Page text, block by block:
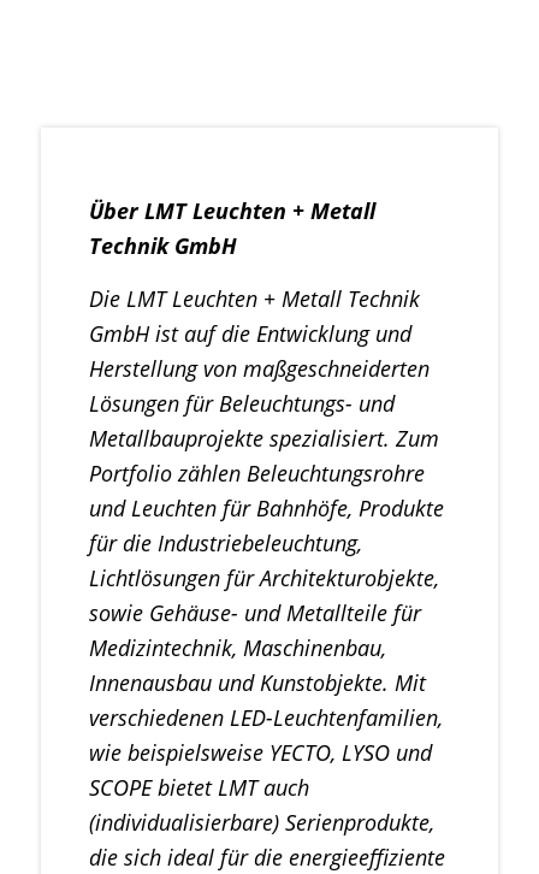
Über LMT Leuchten + Metall
Technik GmbH
Die LMT Leuchten + Metall Technik
GmbH ist auf die Entwicklung und
Herstellung von maßgeschneiderten
Lösungen für Beleuchtungs- und
Metallbauprojekte spezialisiert. Zum
Portfolio zählen Beleuchtungsrohre
und Leuchten für Bahnhöfe, Produkte
für die Industriebeleuchtung,
Lichtlösungen für Architekturobjekte,
sowie Gehäuse- und Metallteile für
Medizintechnik, Maschinenbau,
Innenausbau und Kunstobjekte. Mit
verschiedenen LED-Leuchtenfamilien,
wie beispielsweise YECTO, LYSO und
SCOPE bietet LMT auch
(individualisierbare) Serienprodukte,
die sich ideal für die energieeffiziente